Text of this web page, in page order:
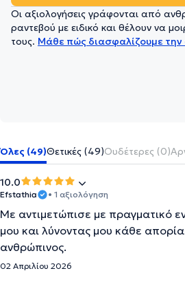
Οι αξιολογήσεις γράφονται από
ραντεβού με ειδικό και θέλουν να
τους. Μάθε πώς διασφαλίζουμε την
Όλες (49)Θετικές (49)Ουδέτερες (0)
10.0
Efstathia • 1 αξιολόγηση
Με αντιμετώπισε με πραγματικό
μου και λύνοντας μου κάθε
ανθρώπινος.
02 Απριλίου 2026